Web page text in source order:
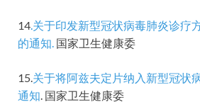
14.关于印发新型冠状病毒肺炎诊疗
的通知. 国家卫生健康委
15.关于将阿兹夫定片纳入新型冠状
通知. 国家卫生健康委